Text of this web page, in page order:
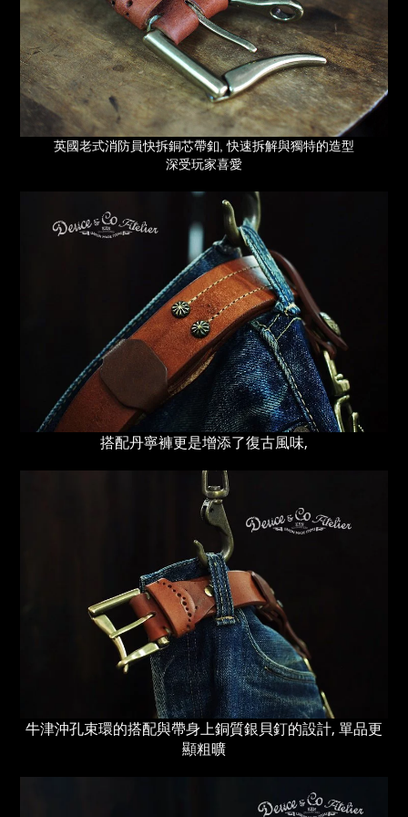
英國老式消防員快拆銅芯帶釦, 快速拆解與獨特的造型
深受玩家喜愛
搭配丹寧褲更是增添了復古風味,
牛津沖孔束環的搭配與帶身上銅質銀貝釘的設計, 單品更
顯粗曠